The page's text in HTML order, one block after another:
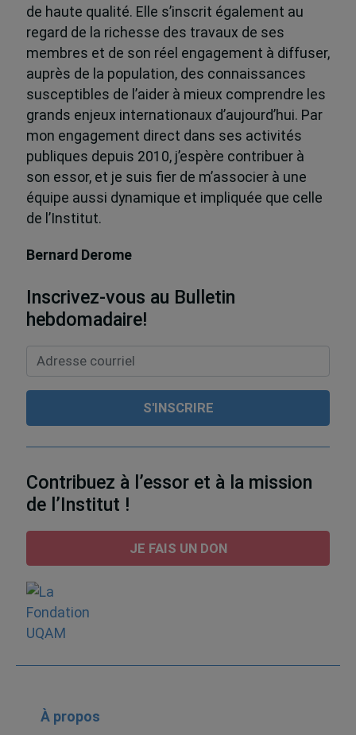
de haute qualité. Elle s’inscrit également au
regard de la richesse des travaux de ses
membres et de son réel engagement à diffuser,
auprès de la population, des connaissances
susceptibles de l’aider à mieux comprendre les
grands enjeux internationaux d’aujourd’hui. Par
mon engagement direct dans ses activités
publiques depuis 2010, j’espère contribuer à
son essor, et je suis fier de m’associer à une
équipe aussi dynamique et impliquée que celle
de l’Institut.
Bernard Derome
Inscrivez-vous au Bulletin
hebdomadaire!
Contribuez à l’essor et à la mission
de l’Institut !
JE FAIS UN DON
À propos